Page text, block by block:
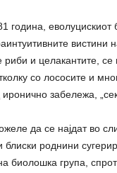
година, еволуцискиот
вистини
риби и целакантите,
со лососите и
забележа,
да се најдат во
блиски роднини
биолошка група,